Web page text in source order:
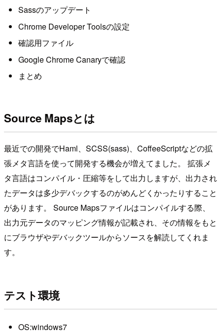
Sassのアップデート
Chrome Developer Toolsの設定
確認用ファイル
Google Chrome Canaryで確認
まとめ
Source Mapsとは
最近での開発でHaml、SCSS(sass)、CoffeeScriptなどの拡
張メタ言語を使って開発する機会が増えてました。 拡張メ
タ言語はコンパイル・圧縮等をして出力しますが、出力され
たデータは多少デバックするのがめんどくかったりすること
があります。 Source Mapsファイルはコンパイルする際、
出力元データのマッピング情報が記載され、その情報をもと
にブラウザやデバックツールからソースを解読してくれま
す。
テスト環境
OS:windows7